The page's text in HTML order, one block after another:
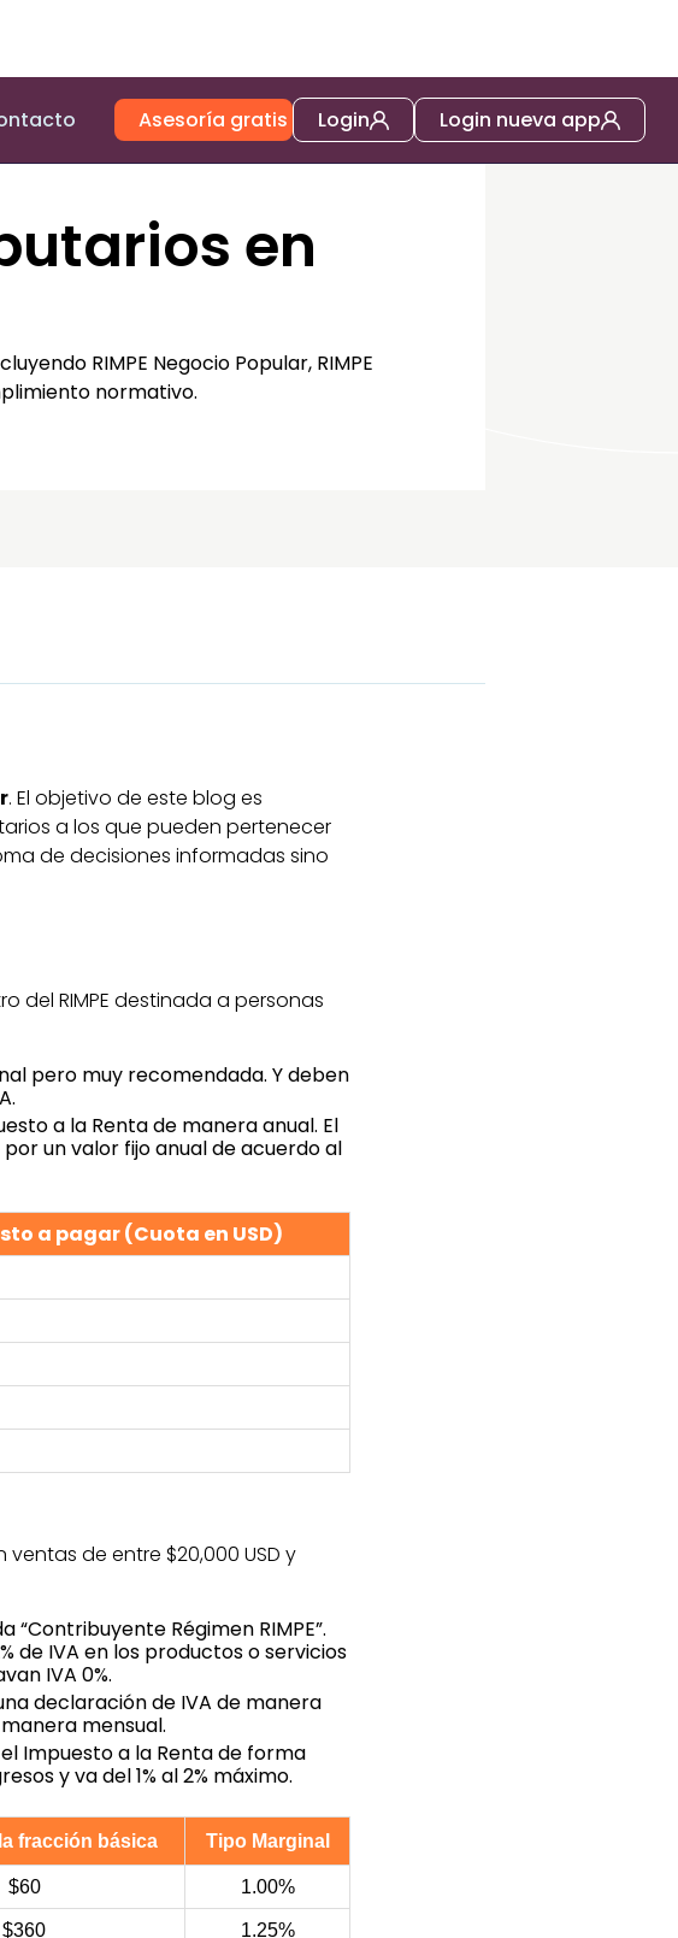
Asesoría gratis Login Login nueva app
en
RIMPE Negocio Popular, RIMPE
normativo.
. El objetivo de este blog es
a los que pueden pertenecer
de decisiones informadas sino
del RIMPE destinada a personas
pero muy recomendada. Y deben
a la Renta de manera anual. El
un valor fijo anual de acuerdo al
a pagar (Cuota en USD)
de entre $20,000 USD y
Régimen RIMPE”.
de IVA en los productos o servicios
IVA 0%.
declaración de IVA de manera
mensual.
Impuesto a la Renta de forma
y va del 1% al 2% máximo.
fracción básica Tipo Marginal
$60 1.00%
$360 1.25%